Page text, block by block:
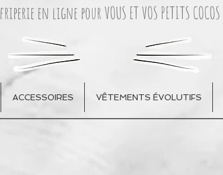
friperie en ligne pour VOUS ET VOS PETITS COCOS
ACCESSOIRES VÊTEMENTS ÉVOLUTIFS